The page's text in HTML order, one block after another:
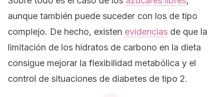
aunque también puede suceder con los de tipo
complejo. De hecho, existen evidencias de que la
limitación de los hidratos de carbono en la dieta
consigue mejorar la flexibilidad metabólica y el
control de situaciones de diabetes de tipo 2.